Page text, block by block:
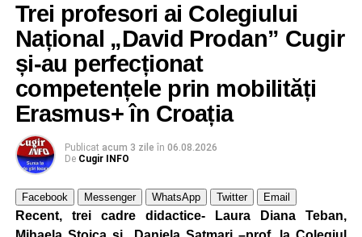
Trei profesori ai Colegiului
Național „David Prodan” Cugir
și-au perfecționat
competențele prin mobilități
Erasmus+ în Croația
Publicat acum 3 zile în 06.08.2026
De Cugir INFO
Facebook Messenger WhatsApp Twitter Email
Recent, trei cadre didactice- Laura Diana Teban,